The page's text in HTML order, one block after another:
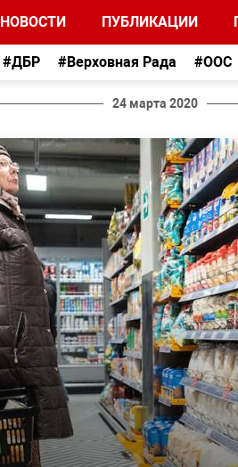
НОВОСТИ ПУБЛИКАЦИИ
#ДБР #Верховная Рада #ООС
24 марта 2020